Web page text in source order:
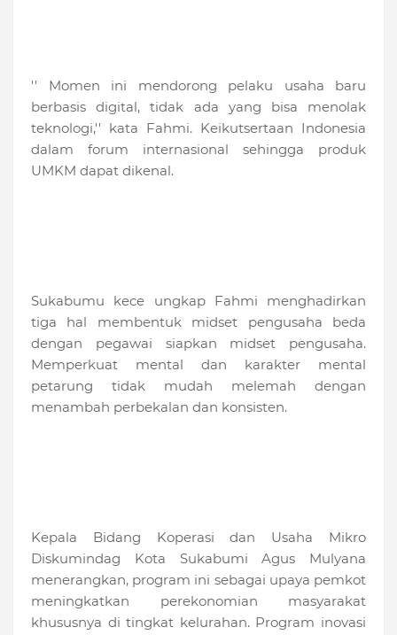
'' Momen ini mendorong pelaku usaha baru
berbasis digital, tidak ada yang bisa menolak
teknologi,'' kata Fahmi. Keikutsertaan Indonesia
dalam forum internasional sehingga produk
UMKM dapat dikenal.
Sukabumu kece ungkap Fahmi menghadirkan
tiga hal membentuk midset pengusaha beda
dengan pegawai siapkan midset pengusaha.
Memperkuat mental dan karakter mental
petarung tidak mudah melemah dengan
menambah perbekalan dan konsisten.
Kepala Bidang Koperasi dan Usaha Mikro
Diskumindag Kota Sukabumi Agus Mulyana
menerangkan, program ini sebagai upaya pemkot
meningkatkan perekonomian masyarakat
khususnya di tingkat kelurahan. Program inovasi